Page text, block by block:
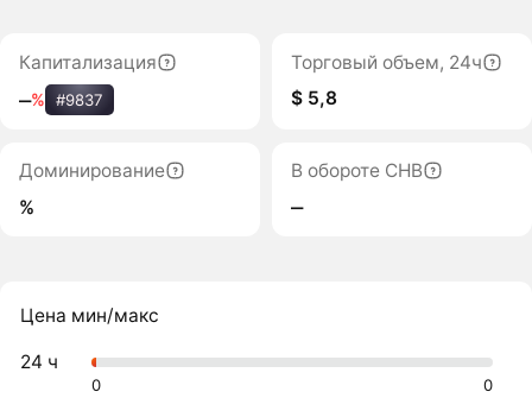
Капитализация
‒% #9837
Торговый объем, 24ч
$ 5,8
Доминирование
%
В обороте CHB
‒
Цена мин/макс
24 ч
0 0